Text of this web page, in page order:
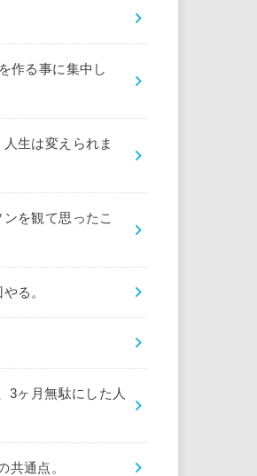
作る事に集中し
生は変えられま
を観て思ったこ
る。
3ヶ月無駄にした人
共通点。